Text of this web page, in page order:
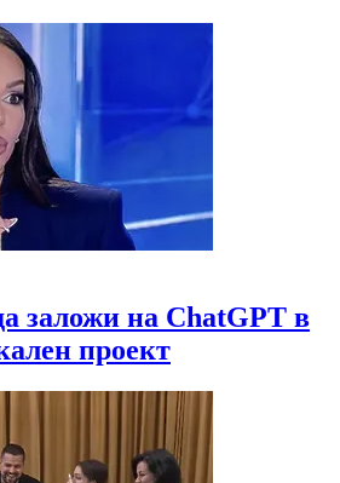
заложи на ChatGPT в
проект